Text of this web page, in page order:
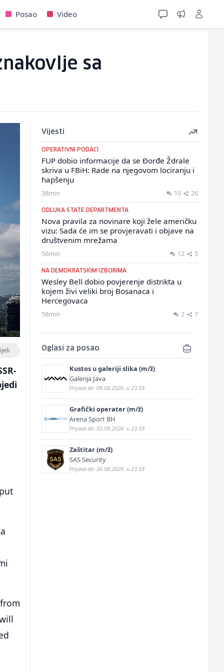
Posao Video
sa
Vijesti
OPERATIVNI PODACI
FUP dobio informacije da se Đorđe Ždrale
skriva u FBiH: Rade na njegovom lociranju i
hapšenju
38min 10 26
ODLUKA STATE DEPARTMENTA
Nova pravila za novinare koji žele američku
vizu: Sada će im se provjeravati i objave na
društvenim mrežama
56min 12 5
NA DEMOKRATSKIM IZBORIMA
Wesley Bell dobio povjerenje distrikta u
kojem živi veliki broj Bosanaca i
Hercegovaca
58min 2 7
Oglasi za posao
Kustos u galeriji slika (m/ž)
Galerija Java
Prijava do: 09.08.2026. u 23:59
Grafički operater (m/ž)
Arena Sport BH
Prijava do: 03.09.2026. u 23:59
Zaštitar (m/ž)
SAS Security
Prijava do: 26.08.2026. u 23:59